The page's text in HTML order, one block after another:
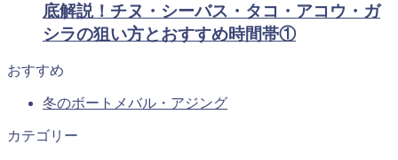
底解説！チヌ・シーバス・タコ・アコウ・ガ
シラの狙い方とおすすめ時間帯①
おすすめ
冬のボートメバル・アジング
カテゴリー